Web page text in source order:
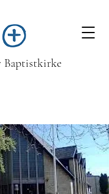
Baptistkirke